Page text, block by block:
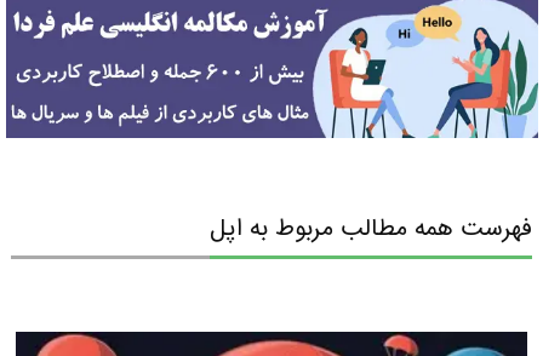
فهرست همه مطالب مربوط به اپل